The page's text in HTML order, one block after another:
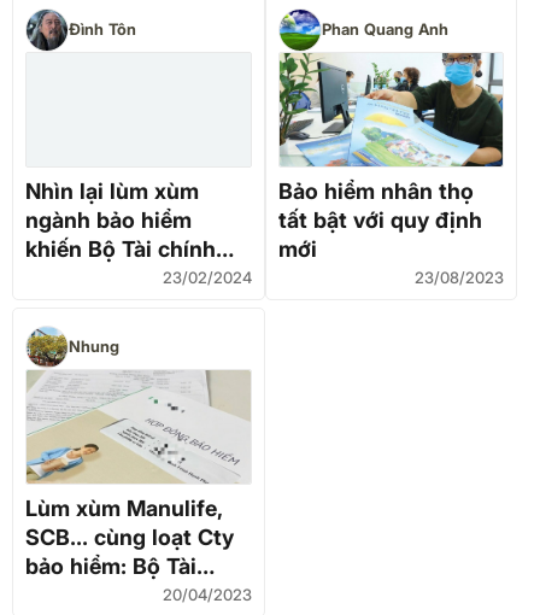
Đình Tôn
Nhìn lại lùm xùm
ngành bảo hiểm
khiến Bộ Tài chính
thanh tra toàn diện
23/02/2024
Phan Quang Anh
Bảo hiểm nhân thọ
tất bật với quy định
mới
23/08/2023
Nhung
Lùm xùm Manulife,
SCB... cùng loạt Cty
bảo hiểm: Bộ Tài
chính chỉ đạo nóng
20/04/2023